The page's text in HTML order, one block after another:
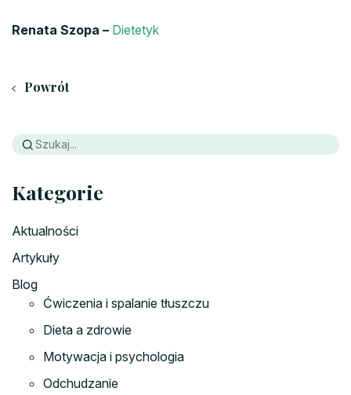
Renata Szopa – Dietetyk
Powrót
Kategorie
Aktualności
Artykuły
Blog
Ćwiczenia i spalanie tłuszczu
Dieta a zdrowie
Motywacja i psychologia
Odchudzanie